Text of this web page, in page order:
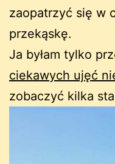
zaopatrzyć się w
przekąskę.
Ja byłam tylko
ciekawych ujęć
zobaczyć kilka